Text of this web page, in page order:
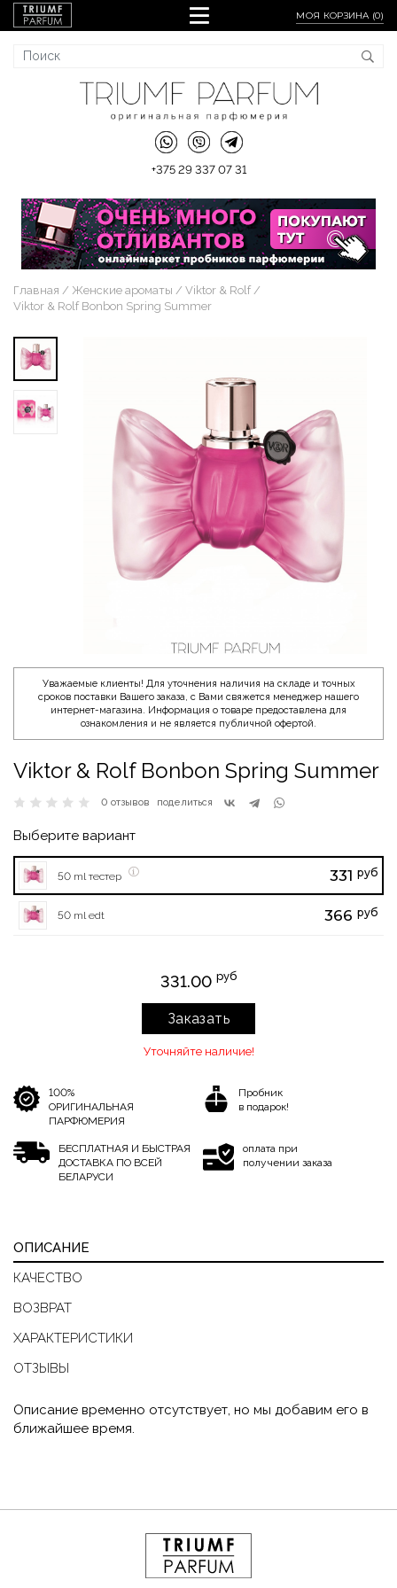
МОЯ КОРЗИНА (0)
+375 29 337 07 31
Главная Женские ароматы
Viktor & Rolf
Viktor & Rolf Bonbon Spring Summer
Уважаемые клиенты! Для уточнения наличия на складе и точных
сроков поставки Вашего заказа, с Вами свяжется менеджер нашего
интернет-магазина. Информация о товаре предоставлена для
ознакомления и не является публичной офертой.
Viktor & Rolf Bonbon Spring Summer
0 отзывов поделиться
Выберите вариант
50 ml тестер 331 руб
50 ml edt 366 руб
331.00 руб
Заказать
Уточняйте наличие!
100%
ОРИГИНАЛЬНАЯ
ПАРФЮМЕРИЯ
Пробник
в подарок!
БЕСПЛАТНАЯ И БЫСТРАЯ
ДОСТАВКА ПО ВСЕЙ
БЕЛАРУСИ
оплата при
получении заказа
ОПИСАНИЕ
КАЧЕСТВО
ВОЗВРАТ
ХАРАКТЕРИСТИКИ
ОТЗЫВЫ
Описание временно отсутствует, но мы добавим его в
ближайшее время.